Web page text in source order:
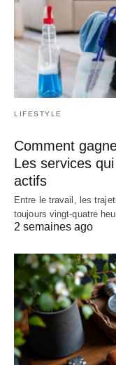
LIFESTYLE
Comment
Les services
actifs
Entre le travail, les
toujours vingt-quatre
2 semaines ago